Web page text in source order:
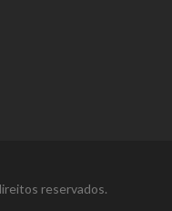
reservados.